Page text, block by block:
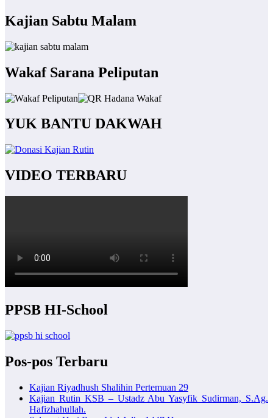
Kajian Sabtu Malam
Wakaf Sarana Peliputan
YUK BANTU DAKWAH
VIDEO TERBARU
PPSB HI-School
Pos-pos Terbaru
Kajian Riyadhush Shalihin Pertemuan 29
Kajian Rutin KSB – Ustadz Abu Yasyfik Sudirman, S.Ag.
Hafizhahullah.